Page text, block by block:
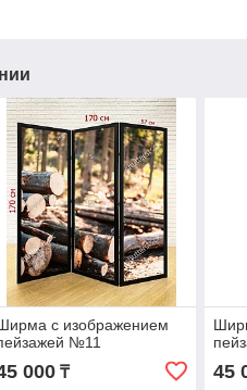
с изображением
№11
000₸ 45